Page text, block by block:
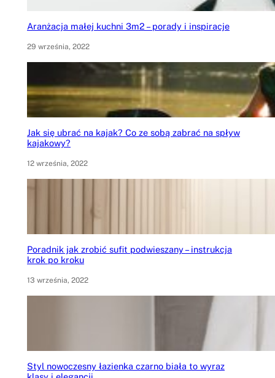
Aranżacja małej kuchni 3m2 – porady i inspiracje
29 września, 2022
Jak się ubrać na kajak? Co ze sobą zabrać na spływ
kajakowy?
12 września, 2022
Poradnik jak zrobić sufit podwieszany – instrukcja
krok po kroku
13 września, 2022
Styl nowoczesny łazienka czarno biała to wyraz